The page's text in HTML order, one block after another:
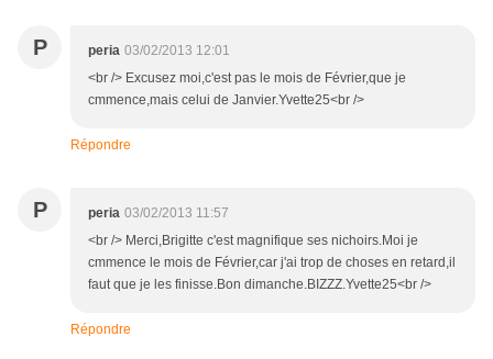
P peria 03/02/2013 12:01
<br /> Excusez moi,c'est pas le mois de Février,que je
cmmence,mais celui de Janvier.Yvette25<br />
Répondre
P peria 03/02/2013 11:57
<br /> Merci,Brigitte c'est magnifique ses nichoirs.Moi je
cmmence le mois de Février,car j'ai trop de choses en retard,il
faut que je les finisse.Bon dimanche.BIZZZ.Yvette25<br />
Répondre